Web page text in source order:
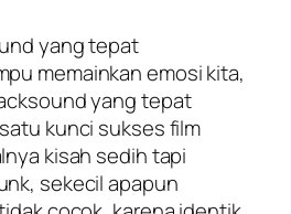
yang tepat
memainkan emosi kita,
yang tepat
kunci sukses film
kisah sedih tapi
sekecil apapun